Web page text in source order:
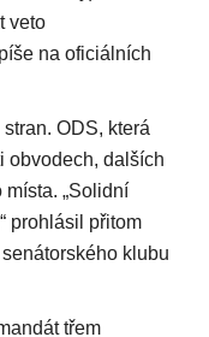
veto
na oficiálních
ODS, která
obvodech, dalších
„Solidní
prohlásil přitom
klubu
třem